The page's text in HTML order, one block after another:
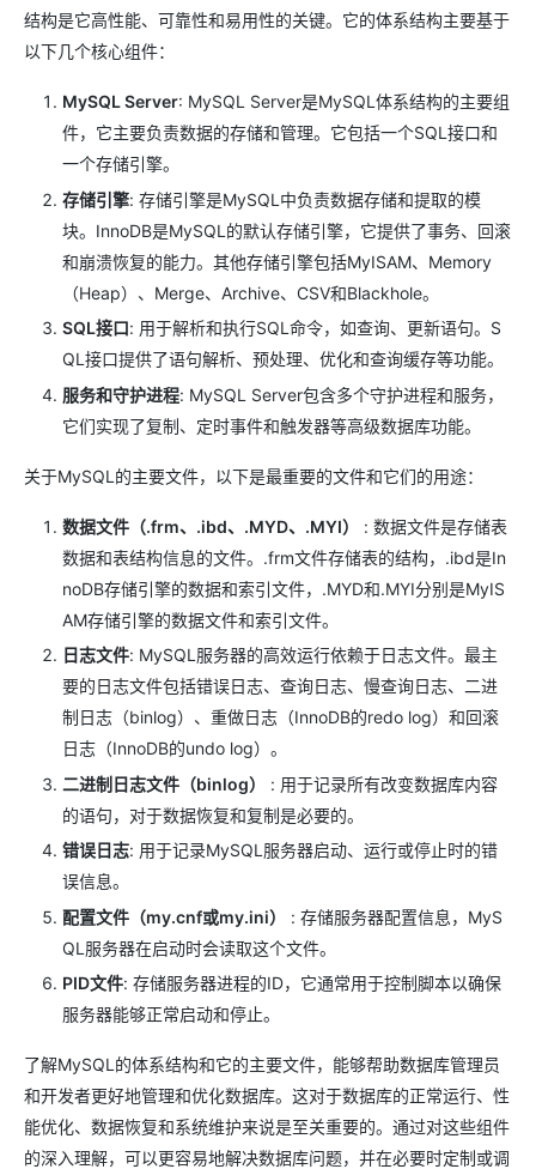
结构是它高性能、可靠性和易用性的关键。它的体系结构主要基于
以下几个核心组件：
MySQL Server: MySQL Server是MySQL体系结构的主要组
件，它主要负责数据的存储和管理。它包括一个SQL接口和
一个存储引擎。
存储引擎: 存储引擎是MySQL中负责数据存储和提取的模
块。InnoDB是MySQL的默认存储引擎，它提供了事务、回滚
和崩溃恢复的能力。其他存储引擎包括MyISAM、Memory
（Heap）、Merge、Archive、CSV和Blackhole。
SQL接口: 用于解析和执行SQL命令，如查询、更新语句。S
QL接口提供了语句解析、预处理、优化和查询缓存等功能。
服务和守护进程: MySQL Server包含多个守护进程和服务，
它们实现了复制、定时事件和触发器等高级数据库功能。
关于MySQL的主要文件，以下是最重要的文件和它们的用途：
数据文件（.frm、.ibd、.MYD、.MYI）
: 数据文件是存储表
数据和表结构信息的文件。.frm文件存储表的结构，.ibd是In
noDB存储引擎的数据和索引文件，.MYD和.MYI分别是MyIS
AM存储引擎的数据文件和索引文件。
日志文件: MySQL服务器的高效运行依赖于日志文件。最主
要的日志文件包括错误日志、查询日志、慢查询日志、二进
制日志（binlog）、重做日志（InnoDB的redo log）和回滚
日志（InnoDB的undo log）。
二进制日志文件（binlog）
: 用于记录所有改变数据库内容
的语句，对于数据恢复和复制是必要的。
错误日志: 用于记录MySQL服务器启动、运行或停止时的错
误信息。
配置文件（my.cnf或my.ini）
: 存储服务器配置信息，MyS
QL服务器在启动时会读取这个文件。
PID文件: 存储服务器进程的ID，它通常用于控制脚本以确保
服务器能够正常启动和停止。
了解MySQL的体系结构和它的主要文件，能够帮助数据库管理员
和开发者更好地管理和优化数据库。这对于数据库的正常运行、性
能优化、数据恢复和系统维护来说是至关重要的。通过对这些组件
的深入理解，可以更容易地解决数据库问题，并在必要时定制或调